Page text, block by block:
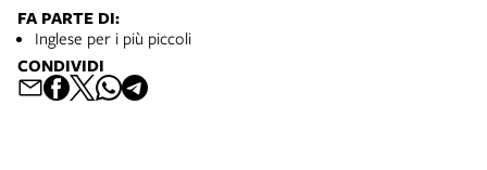
FA PARTE DI:
Inglese per i più piccoli
CONDIVIDI